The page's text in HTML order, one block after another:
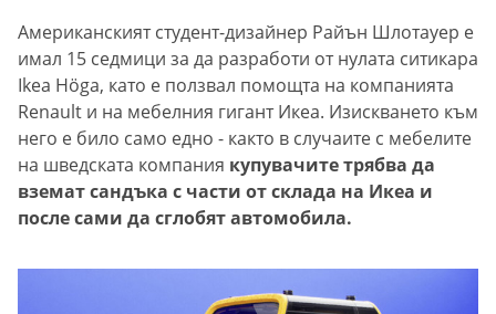
Американският студент-дизайнер Райън Шлотауер е
имал 15 седмици за да разработи от нулата ситикара
Ikea Höga, като е ползвал помощта на компанията
Renault и на мебелния гигант Икеа. Изискването към
него е било само едно - както в случаите с мебелите
на шведската компания купувачите трябва да
вземат сандъка с части от склада на Икеа и
после сами да сглобят автомобила.